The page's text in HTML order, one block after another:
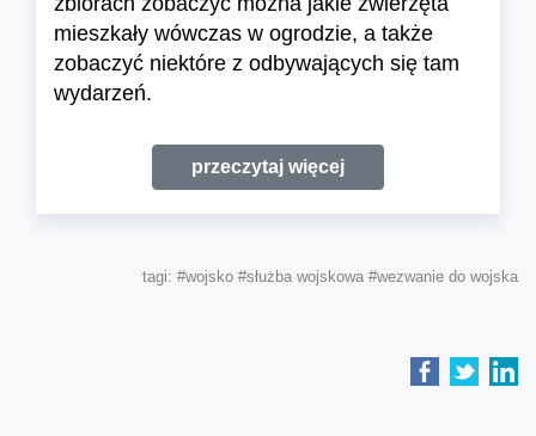
mieszkały wówczas w ogrodzie, a także
zobaczyć niektóre z odbywających się tam
wydarzeń.
przeczytaj więcej
tagi: #wojsko #służba wojskowa #wezwanie do wojska